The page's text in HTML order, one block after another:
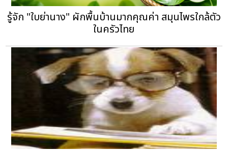
รู้จัก "ใบย่านาง" ผักพื้นบ้านมากคุณค่า สมุนไพรใกล้ตัว
ในครัวไทย